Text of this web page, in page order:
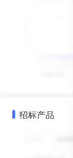
招标产品